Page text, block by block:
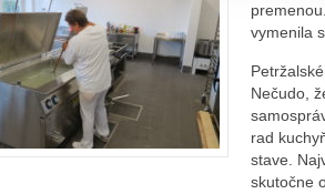
vymenila
Nečudo,
rad
stave.
skutočne